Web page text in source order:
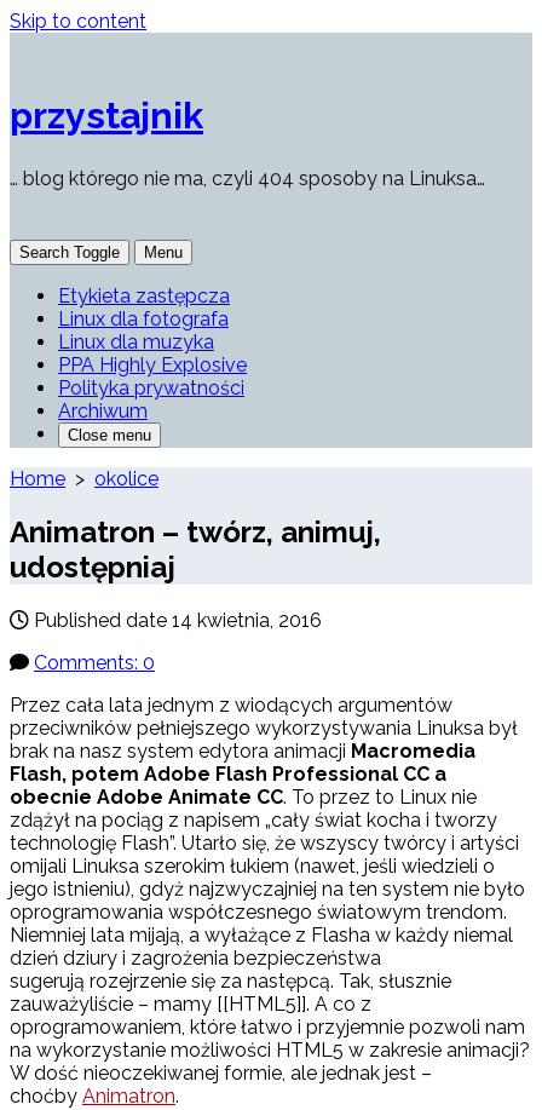
Skip to content
przystajnik
… blog którego nie ma, czyli 404 sposoby na Linuksa…
Search Toggle Menu
Etykieta zastępcza
Linux dla fotografa
Linux dla muzyka
PPA Highly Explosive
Polityka prywatności
Archiwum
Close menu
Home > okolice
Animatron – twórz, animuj,
udostępniaj
Published date 14 kwietnia, 2016
Comments: 0
Przez cała lata jednym z wiodących argumentów
przeciwników pełniejszego wykorzystywania Linuksa był
brak na nasz system edytora animacji Macromedia
Flash, potem Adobe Flash Professional CC a
obecnie Adobe Animate CC. To przez to Linux nie
zdążył na pociąg z napisem „cały świat kocha i tworzy
technologię Flash”. Utarło się, że wszyscy twórcy i artyści
omijali Linuksa szerokim łukiem (nawet, jeśli wiedzieli o
jego istnieniu), gdyż najzwyczajniej na ten system nie było
oprogramowania współczesnego światowym trendom.
Niemniej lata mijają, a wyłażące z Flasha w każdy niemal
dzień dziury i zagrożenia bezpieczeństwa
sugerują rozejrzenie się za następcą. Tak, słusznie
zauważyliście – mamy [[HTML5]]. A co z
oprogramowaniem, które łatwo i przyjemnie pozwoli nam
na wykorzystanie możliwości HTML5 w zakresie animacji?
W dość nieoczekiwanej formie, ale jednak jest –
choćby Animatron.